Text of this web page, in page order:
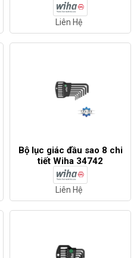
Liên Hệ
Bộ lục giác đầu sao 8 chi
tiết Wiha 34742
Liên Hệ